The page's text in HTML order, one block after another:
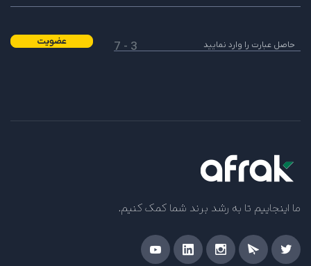
3 - 7 عضویت
ما اینجاییم تا به رشد برند شما کمک کنیم.